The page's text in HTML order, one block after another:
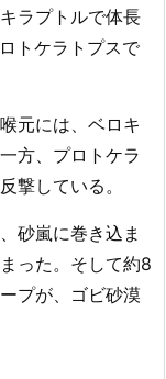
ラプトルで体長
トケラトプスで
元には、ベロキ
方、プロトケラ
撃している。
砂嵐に巻き込ま
った。そして約8
プが、ゴビ砂漠